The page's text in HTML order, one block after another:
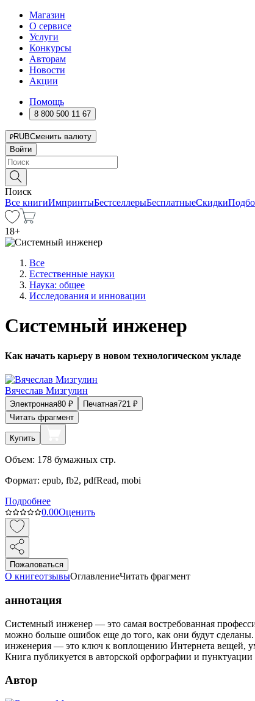
Магазин
О сервисе
Услуги
Конкурсы
Авторам
Новости
Акции
Помощь
8 800 500 11 67
RUBСменить валюту
Войти
Поиск
Все книгиИмпринтыБестселлерыБесплатныеСкидки
18+
Все
Естественные науки
Наука: общее
Исследования и инновации
Системный инженер
Как начать карьеру в новом технологическом укладе
Вячеслав Мизгулин
Электронная80 ₽ Печатная721 ₽
Читать фрагмент
Купить
Объем: 178 бумажных стр.
Формат: epub, fb2, pdfRead, mobi
Подробнее
0.00Оценить
Пожаловаться
О книгеотзывыОглавлениеЧитать фрагмент
аннотация
Системный инженер — это самая востребованная
можно больше ошибок еще до того, как они будут
инженерия — это ключ к воплощению Интернета вещей,
Книга публикуется в авторской орфографии и пунктуации
Автор